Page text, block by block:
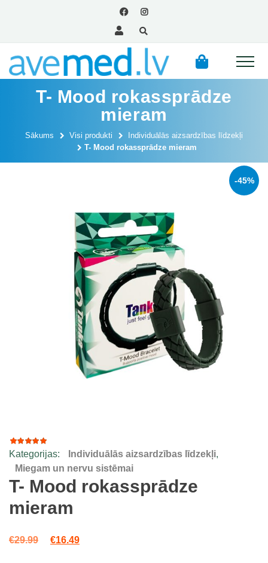
T- Mood rokassprādze
mieram
Sākums Visi produkti
Individuālās aizsardzības līdzekļi
T- Mood rokassprādze mieram
-45%
Rated
4.75out
of 5
based
on
4
customer
ratings
Kategorijas: Individuālās aizsardzības līdzekļi,
Miegam un nervu sistēmai
T- Mood rokassprādze
mieram
€29.99 Original price was: €29.99.
€16.49Current price is: €16.49.